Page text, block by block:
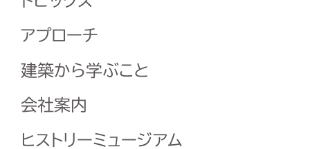
アプローチ
建築から学ぶこと
会社案内
ヒストリーミュージアム